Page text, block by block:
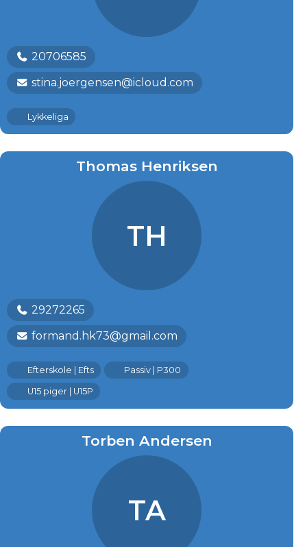
20706585
stina.joergensen@icloud.com
Lykkeliga
Thomas Henriksen
TH
29272265
formand.hk73@gmail.com
Efterskole | Efts Passiv | P300
U15 piger | U15P
Torben Andersen
TA